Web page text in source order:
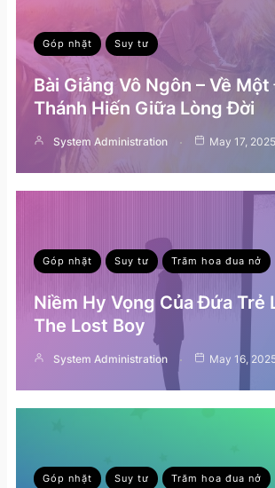
Góp nhặt Suy tư
Bài Giảng Vô Ngôn – Về
Thánh Hiến Giữa Lòng Đời
System Administration May 17, 2025
Góp nhặt Suy tư Trăm hoa đua nở
Niềm Hy Vọng Của Đứa Trẻ
The Lost Boy
System Administration May 16,
Góp nhặt Suy tư Trăm hoa đua nở